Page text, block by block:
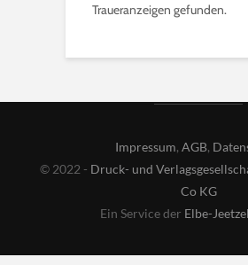
Traueranzeigen gefunden.
Impressum, AGB,
© 2022 - Druck- und
Co KG
Ein Service der Elbe-